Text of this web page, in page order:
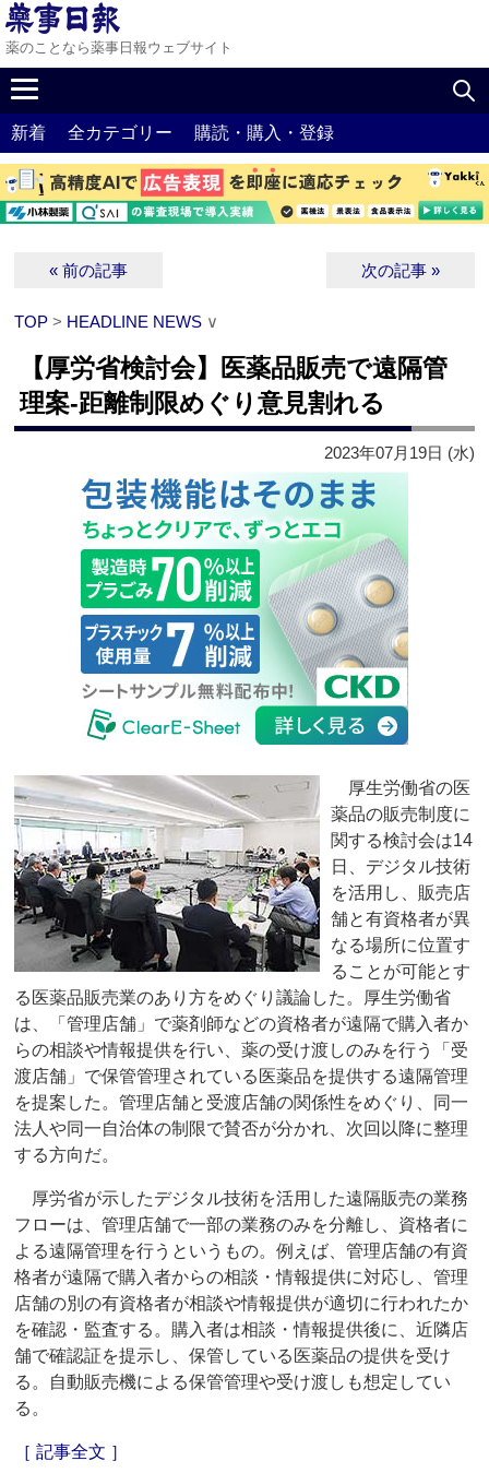
薬のことなら薬事日報ウェブサイト
新着 全カテゴリー 購読・購入・登録
« 前の記事 次の記事 »
TOP > HEADLINE NEWS ∨
【厚労省検討会】医薬品販売で遠隔管
理案‐距離制限めぐり意見割れる
2023年07月19日 (水)
厚生労働省の医
薬品の販売制度に
関する検討会は14
日、デジタル技術
を活用し、販売店
舗と有資格者が異
なる場所に位置す
ることが可能とす
る医薬品販売業のあり方をめぐり議論した。厚生労働省
は、「管理店舗」で薬剤師などの資格者が遠隔で購入者か
らの相談や情報提供を行い、薬の受け渡しのみを行う「受
渡店舗」で保管管理されている医薬品を提供する遠隔管理
を提案した。管理店舗と受渡店舗の関係性をめぐり、同一
法人や同一自治体の制限で賛否が分かれ、次回以降に整理
する方向だ。
厚労省が示したデジタル技術を活用した遠隔販売の業務
フローは、管理店舗で一部の業務のみを分離し、資格者に
よる遠隔管理を行うというもの。例えば、管理店舗の有資
格者が遠隔で購入者からの相談・情報提供に対応し、管理
店舗の別の有資格者が相談や情報提供が適切に行われたか
を確認・監査する。購入者は相談・情報提供後に、近隣店
舗で確認証を提示し、保管している医薬品の提供を受け
る。自動販売機による保管管理や受け渡しも想定してい
る。
［ 記事全文 ］